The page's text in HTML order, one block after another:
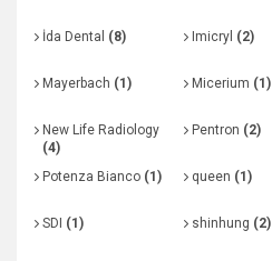
İda Dental (8) Imicryl (2)
Mayerbach (1) Micerium (1)
New Life Radiology
(4)
Pentron (2)
Potenza Bianco (1) queen (1)
SDI (1) shinhung (2)